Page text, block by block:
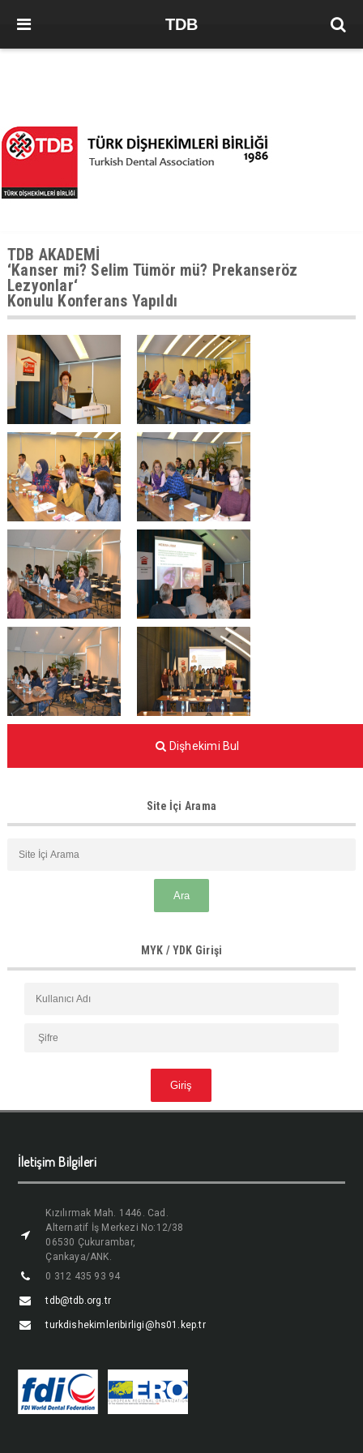
TDB
TDB AKADEMİ
‘Kanser mi? Selim Tümör mü? Prekanseröz
Lezyonlar‘
Konulu Konferans Yapıldı
Dişhekimi Bul
Site İçi Arama
MYK / YDK Girişi
İletişim Bilgileri
Kızılırmak Mah. 1446. Cad.
Alternatif İş Merkezi No:12/38
06530 Çukurambar,
Çankaya/ANK.
0 312 435 93 94
tdb@tdb.org.tr
turkdishekimleribirligi@hs01.kep.tr